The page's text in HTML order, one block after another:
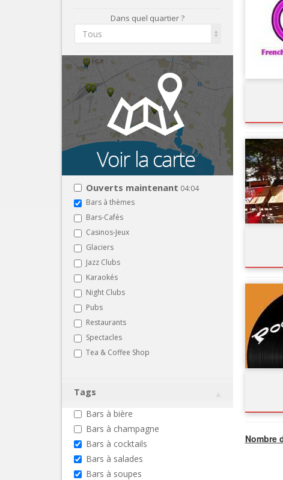
Dans quel quartier ?
Tous
Ouverts maintenant 04:04
Bars à thèmes
Bars-Cafés
Casinos-Jeux
Glaciers
Jazz Clubs
Karaokés
Night Clubs
Pubs
Restaurants
Spectacles
Tea & Coffee Shop
Tags
Bars à bière
Bars à champagne
Bars à cocktails
Bars à salades
Bars à soupes
Nombre